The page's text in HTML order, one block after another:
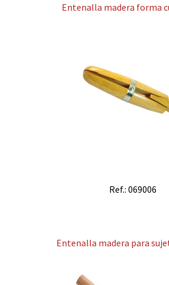
Entenalla madera forma
Ref.: 069006
Entenalla madera para